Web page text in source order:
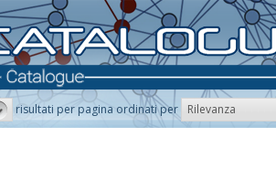
risultati per pagina ordinati per Rilevanza